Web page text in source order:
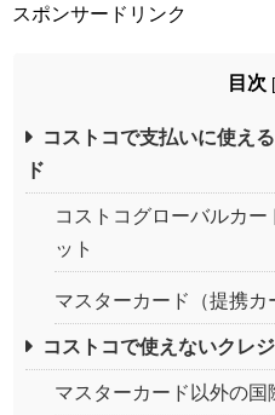
スポンサードリンク
目次 [
コストコで支払いに使え
ド
コストコグローバルカー
ット
マスターカード（提携カ
コストコで使えないクレ
マスターカード以外の